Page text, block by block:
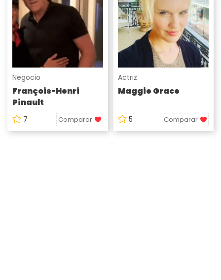
Negocio
François-Henri
Pinault
7 Comparar
Actriz
Maggie Grace
5 Comparar